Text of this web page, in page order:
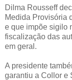
Dilma Rousseff
Medida Provisória
e que impõe sigilo
fiscalização das
em geral.
A presidente
garantiu a Collor e